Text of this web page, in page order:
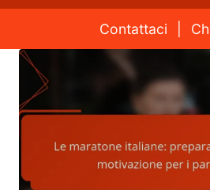
Contattaci
Skip to content